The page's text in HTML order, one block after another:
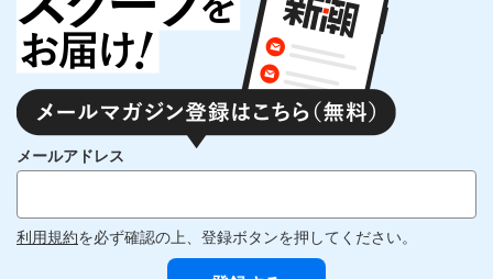
メールアドレス
利用規約を必ず確認の上、登録ボタンを押してください。